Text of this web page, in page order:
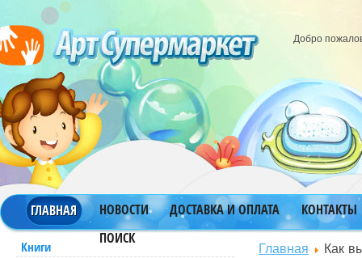
Добро
ГЛАВНАЯ НОВОСТИ ДОСТАВКА И ОПЛАТА
КОНТАКТЫ
ПОИСК
Книги
Главная Как